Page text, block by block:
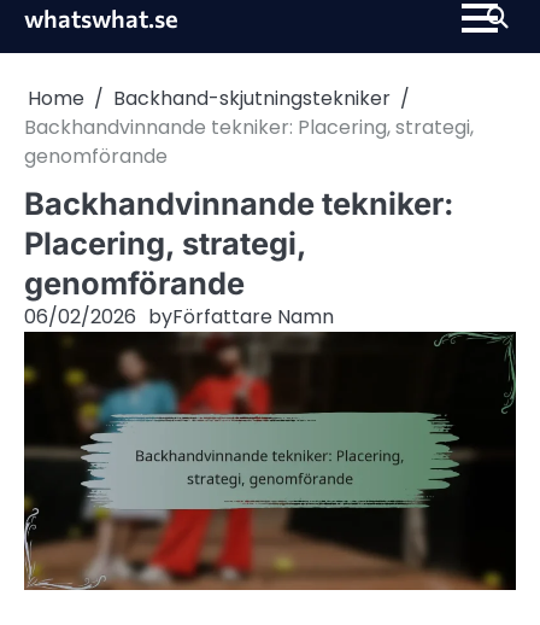
Skipwhatswhat.se
Home
Backhand-skjutningstekniker
Backhandvinnande tekniker: Placering, strategi,
genomförande
Backhandvinnande tekniker:
Placering, strategi,
genomförande
06/02/2026 byFörfattare Namn